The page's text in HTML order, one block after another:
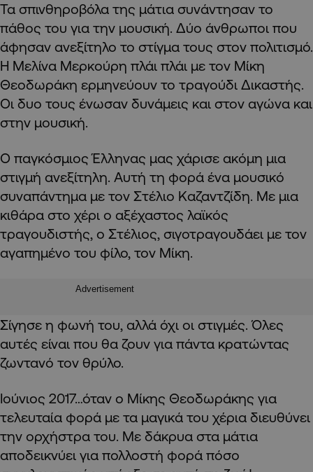
Τα σπινθηροβόλα της μάτια συνάντησαν το
πάθος του για την μουσική. Δύο άνθρωποι που
άφησαν ανεξίτηλο το στίγμα τους στον πολιτισμό.
Η Μελίνα Μερκούρη πλάι πλάι με τον Μίκη
Θεοδωράκη ερμηνεύουν το τραγούδι Δικαστής.
Οι δυο τους ένωσαν δυνάμεις και στον αγώνα και
στην μουσική.
Ο παγκόσμιος Έλληνας μας χάρισε ακόμη μια
στιγμή ανεξίτηλη. Αυτή τη φορά ένα μουσικό
συναπάντημα με τον Στέλιο Καζαντζίδη. Με μια
κιθάρα στο χέρι ο αξέχαστος λαϊκός
τραγουδιστής, ο Στέλιος, σιγοτραγουδάει με τον
αγαπημένο του φίλο, τον Μίκη.
Advertisement
Σίγησε η φωνή του, αλλά όχι οι στιγμές. Όλες
αυτές είναι που θα ζουν για πάντα κρατώντας
ζωντανό τον θρύλο.
Ιούνιος 2017…όταν ο Μίκης Θεοδωράκης για
τελευταία φορά με τα μαγικά του χέρια διευθύνει
την ορχήστρα του. Με δάκρυα στα μάτια
αποδεικνύει για πολλοστή φορά πόσο